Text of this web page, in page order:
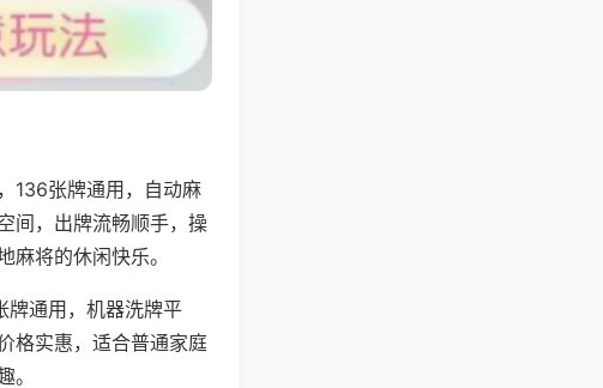
136张牌通用，自动麻
间，出牌流畅顺手，操
将的休闲快乐。
牌通用，机器洗牌平
格实惠，适合普通家庭